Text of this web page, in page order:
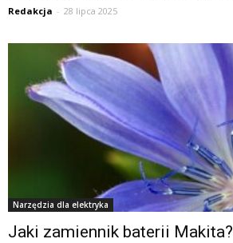
Redakcja - 28 lipca 2025
Narzędzia dla elektryka
Jaki zamiennik baterii Makita?